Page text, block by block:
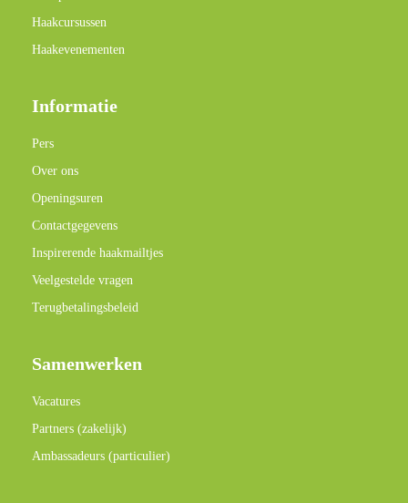
Haakcursussen
Haakevenementen
Informatie
Pers
Over ons
Openingsuren
Contactgegevens
Inspirerende haakmailtjes
Veelgestelde vragen
Terugbetalingsbeleid
Samenwerken
Vacatures
Partners (zakelijk)
Ambassadeurs (particulier)